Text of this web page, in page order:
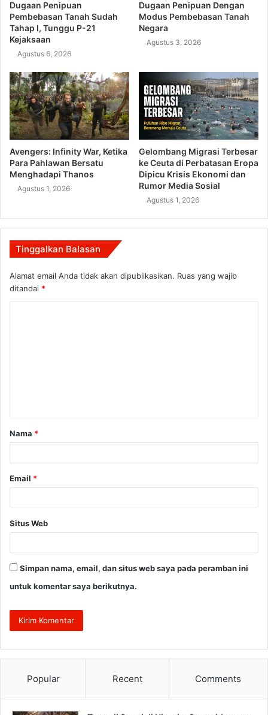
Dugaan Penipuan
Pembebasan Tanah Sudah
Tahap I, Tunggu P-21
Kejaksaan
Agustus 6, 2026
Dugaan Penipuan Dengan
Modus Pembebasan Tanah
Negara
Agustus 3, 2026
Avengers: Infinity War, Ketika
Para Pahlawan Bersatu
Menghadapi Thanos
Agustus 1, 2026
Gelombang Migrasi Terbesar
ke Ceuta di Perbatasan Eropa
Dipicu Krisis Ekonomi dan
Rumor Media Sosial
Agustus 1, 2026
Tinggalkan Balasan
Alamat email Anda tidak akan dipublikasikan. Ruas yang wajib
ditandai *
a
r
Nama *
Email *
Situs Web
Simpan nama, email, dan situs web saya pada peramban ini
untuk komentar saya berikutnya.
Popular Recent Comments